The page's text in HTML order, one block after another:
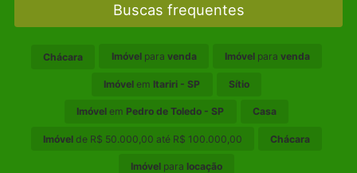
Buscas frequentes
Chácara Imóvelpara venda Imóvelpara venda
Imóvel em Itariri - SP Sítio
Imóvel em Pedro de Toledo - SP Casa
Imóvelde R$ 50.000,00 até R$ 100.000,00 Chácara
Imóvel para locação